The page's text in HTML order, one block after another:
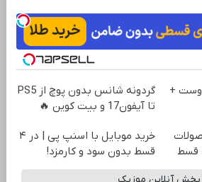
وست +
گردونه شانس بدون پوچ از PS5
تا آیفون17 و بیت کوین 🔥
خرید موبایل با اسنپ پی | در ۴
قسط بدون سود و کارمزد!